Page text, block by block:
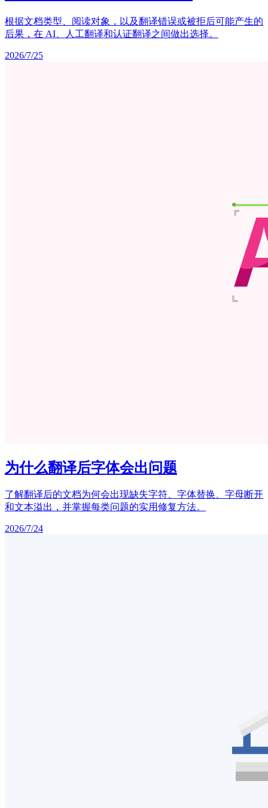
根据文档类型、阅读对象，以及翻译错误或被拒后可能产生的
后果，在 AI、人工翻译和认证翻译之间做出选择。
2026/7/25
为什么翻译后字体会出问题
了解翻译后的文档为何会出现缺失字符、字体替换、字母断开
和文本溢出，并掌握每类问题的实用修复方法。
2026/7/24